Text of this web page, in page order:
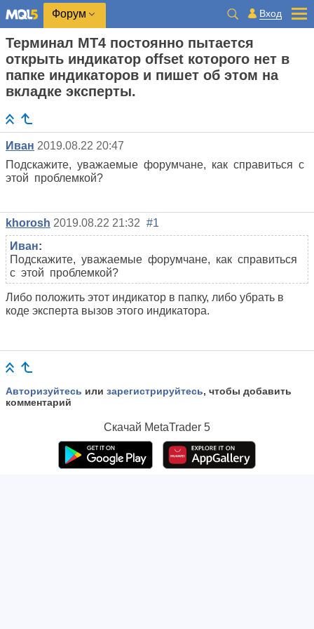
Форум Вход
Терминал МТ4 постоянно пытается
открыть индикатор offset которого нет в
папке индикаторов и пишет об этом на
вкладке эксперты.
Иван 2019.08.22 20:47
Подскажите, уважаемые форумчане, как справиться с
этой проблемкой?
khorosh 2019.08.22 21:32 #1
Иван:
Подскажите, уважаемые форумчане, как справиться
с этой проблемкой?
Либо положить этот индикатор в папку, либо убрать в
коде эксперта вызов этого индикатора.
Авторизуйтесь или зарегистрируйтесь, чтобы добавить
комментарий
Скачай MetaTrader 5